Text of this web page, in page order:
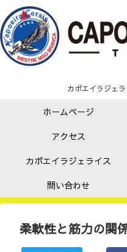
カポエイラジェ
ホームページ
アクセス
カポエイラジェライス
問い合わせ
柔軟性と筋力の関